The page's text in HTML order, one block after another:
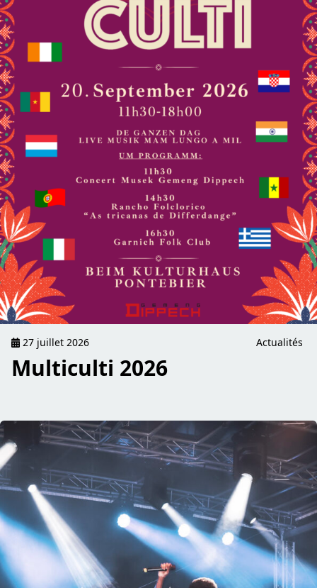
27 juillet 2026 Actualités
Multiculti 2026
read Fotoréckbleck vum Samschdeg – Schuller Kiermes